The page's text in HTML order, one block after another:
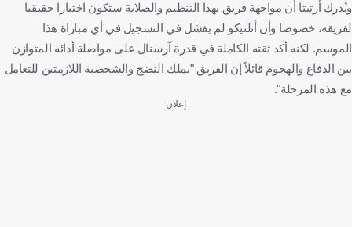
ويُدرك أرتيتا أن مواجهة فريق بهذا التنظيم والصلابة ستكون اختبارا حقيقيا
لفريقه، خصوصا وأن أتلتيكو لم يفشل في التسجيل في أي مباراة هذا
الموسم. لكنه أكد ثقته الكاملة في قدرة آرسنال على مواصلة أدائه المتوازن
بين الدفاع والهجوم قائلاً إن الفريق "يملك النضج والشخصية اللازمتين للتعامل
مع هذه المرحلة".
إعلان